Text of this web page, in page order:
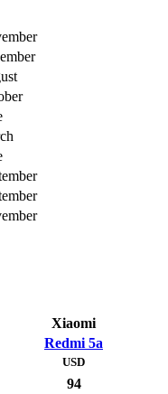
Xiaomi
Redmi 5a
USD
94